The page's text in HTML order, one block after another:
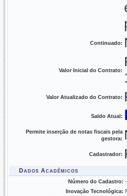
Continuado:
Valor Inicial do Contrato:
Valor Atualizado do Contrato:
Saldo Atual:
Permite inserção de notas fiscais pela
gestora:
Cadastrador:
Dados Acadêmicos
Número do Cadastro:
Inovação Tecnológica: